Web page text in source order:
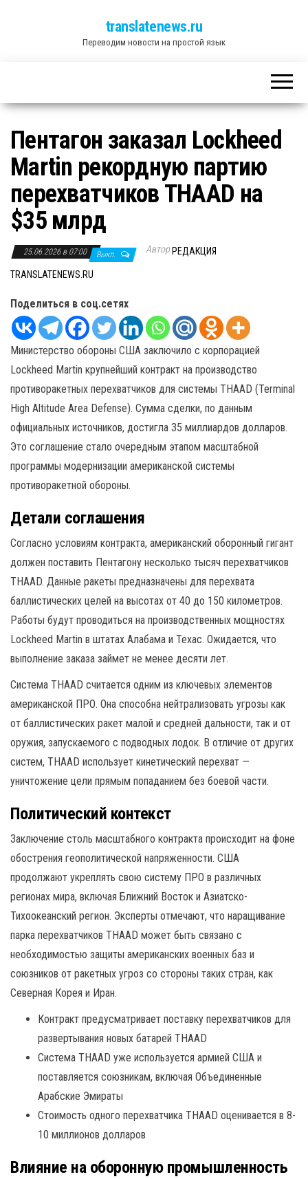
translatenews.ru
Переводим новости на простой язык
Пентагон заказал Lockheed
Martin рекордную партию
перехватчиков THAAD на
$35 млрд
25.06.2026 в 07:00 Выкл. Автор РЕДАКЦИЯ
TRANSLATENEWS.RU
Поделиться в соц.сетях
Министерство обороны США заключило с корпорацией
Lockheed Martin крупнейший контракт на производство
противоракетных перехватчиков для системы THAAD (Terminal
High Altitude Area Defense). Сумма сделки, по данным
официальных источников, достигла 35 миллиардов долларов.
Это соглашение стало очередным этапом масштабной
программы модернизации американской системы
противоракетной обороны.
Детали соглашения
Согласно условиям контракта, американский оборонный гигант
должен поставить Пентагону несколько тысяч перехватчиков
THAAD. Данные ракеты предназначены для перехвата
баллистических целей на высотах от 40 до 150 километров.
Работы будут проводиться на производственных мощностях
Lockheed Martin в штатах Алабама и Техас. Ожидается, что
выполнение заказа займет не менее десяти лет.
Система THAAD считается одним из ключевых элементов
американской ПРО. Она способна нейтрализовать угрозы как
от баллистических ракет малой и средней дальности, так и от
оружия, запускаемого с подводных лодок. В отличие от других
систем, THAAD использует кинетический перехват —
уничтожение цели прямым попаданием без боевой части.
Политический контекст
Заключение столь масштабного контракта происходит на фоне
обострения геополитической напряженности. США
продолжают укреплять свою систему ПРО в различных
регионах мира, включая Ближний Восток и Азиатско-
Тихоокеанский регион. Эксперты отмечают, что наращивание
парка перехватчиков THAAD может быть связано с
необходимостью защиты американских военных баз и
союзников от ракетных угроз со стороны таких стран, как
Северная Корея и Иран.
Контракт предусматривает поставку перехватчиков для
развертывания новых батарей THAAD
Система THAAD уже используется армией США и
поставляется союзникам, включая Объединенные
Арабские Эмираты
Стоимость одного перехватчика THAAD оценивается в 8-
10 миллионов долларов
Влияние на оборонную промышленность